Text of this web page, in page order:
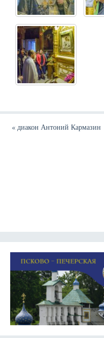
«диакон Антоний Кармазин